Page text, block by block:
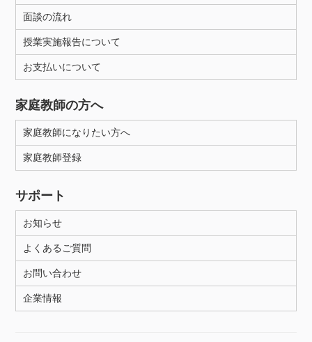
面談の流れ
授業実施報告について
お支払いについて
家庭教師の方へ
家庭教師になりたい方へ
家庭教師登録
サポート
お知らせ
よくあるご質問
お問い合わせ
企業情報